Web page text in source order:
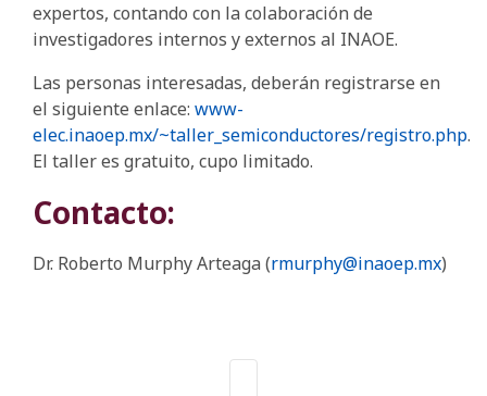
expertos, contando con la colaboración de
investigadores internos y externos al INAOE.
Las personas interesadas, deberán registrarse en
el siguiente enlace: www-
elec.inaoep.mx/~taller_semiconductores/registro.php.
El taller es gratuito, cupo limitado.
Contacto:
Dr. Roberto Murphy Arteaga (rmurphy@inaoep.mx)